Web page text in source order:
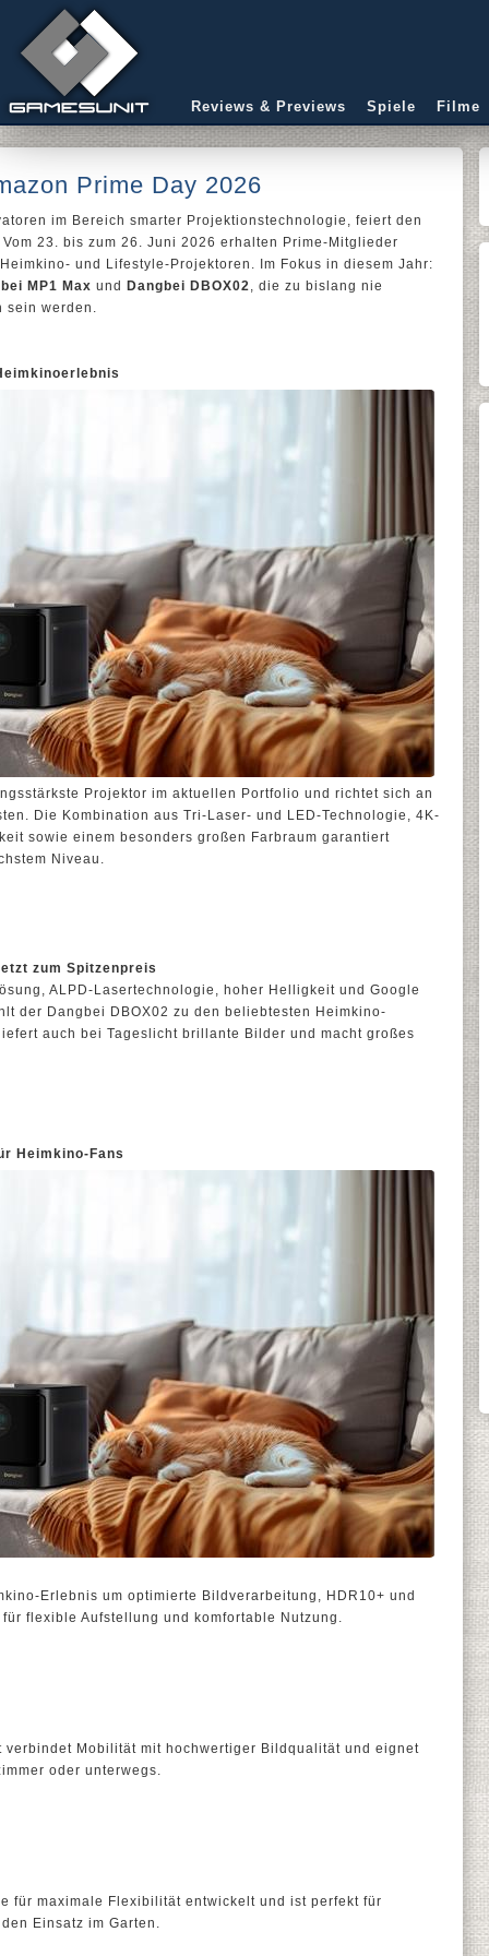
Reviews & Previews Spiele Filme
Prime Day 2026
im Bereich smarter Projektionstechnologie, feiert den
23. bis zum 26. Juni 2026 erhalten Prime-Mitglieder
und Lifestyle-Projektoren. Im Fokus in diesem Jahr:
MP1 Max und Dangbei DBOX02, die zu bislang nie
sein werden.
Projektor im aktuellen Portfolio und richtet sich an
Die Kombination aus Tri-Laser- und LED-Technologie, 4K-
sowie einem besonders großen Farbraum garantiert
Niveau.
zum Spitzenpreis
ALPD-Lasertechnologie, hoher Helligkeit und Google
der Dangbei DBOX02 zu den beliebtesten Heimkino-
auch bei Tageslicht brillante Bilder und macht großes
Heimkino-Fans
Erlebnis um optimierte Bildverarbeitung, HDR10+ und
flexible Aufstellung und komfortable Nutzung.
verbindet Mobilität mit hochwertiger Bildqualität und eignet
oder unterwegs.
für maximale Flexibilität entwickelt und ist perfekt für
Einsatz im Garten.